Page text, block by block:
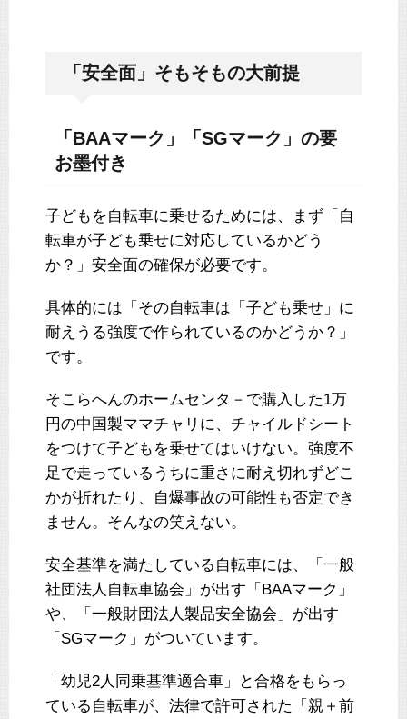
「安全面」そもそもの大前提
「BAAマーク」「SGマーク」の要
お墨付き
子どもを自転車に乗せるためには、まず「自
転車が子ども乗せに対応しているかどう
か？」安全面の確保が必要です。
具体的には「その自転車は「子ども乗せ」に
耐えうる強度で作られているのかどうか？」
です。
そこらへんのホームセンタ－で購入した1万
円の中国製ママチャリに、チャイルドシート
をつけて子どもを乗せてはいけない。強度不
足で走っているうちに重さに耐え切れずどこ
かが折れたり、自爆事故の可能性も否定でき
ません。そんなの笑えない。
安全基準を満たしている自転車には、「一般
社団法人自転車協会」が出す「BAAマーク」
や、「一般財団法人製品安全協会」が出す
「SGマーク」がついています。
「幼児2人同乗基準適合車」と合格をもらっ
ている自転車が、法律で許可された「親＋前